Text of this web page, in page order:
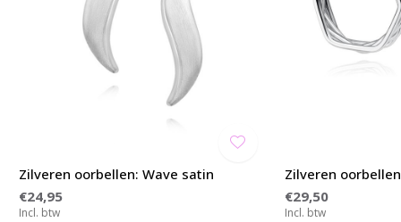
Zilveren oorbellen: Wave satin
€24,95
Incl. btw
Zilveren
€29,50
Incl. btw